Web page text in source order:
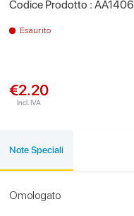
Codice Prodotto : AA1406
Esaurito
€2.20
Incl. IVA
Note Speciali
Omologato